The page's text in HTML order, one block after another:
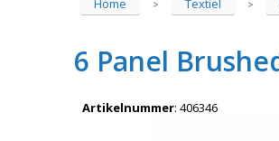
Home > Textiel >
6 Panel
Artikelnummer: 406346